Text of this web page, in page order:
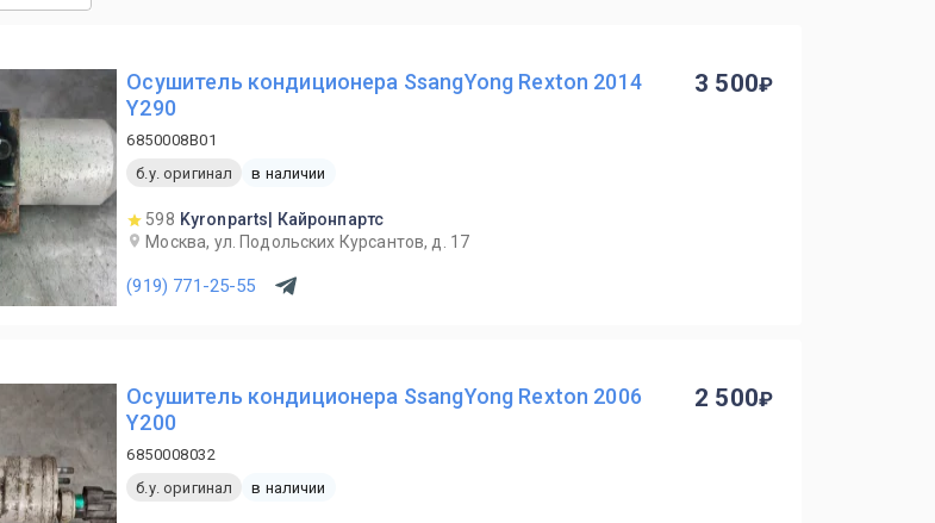
Осушитель кондиционера SsangYong Rexton 2014
Y290
6850008B01
б.у. оригинал
в наличии
598 Kyronparts| Кайронпартс
Москва, ул. Подольских Курсантов, д. 17
(919) 771-25-55
3 500
Осушитель кондиционера SsangYong Rexton 2006
Y200
6850008032
б.у. оригинал
в наличии
2 500